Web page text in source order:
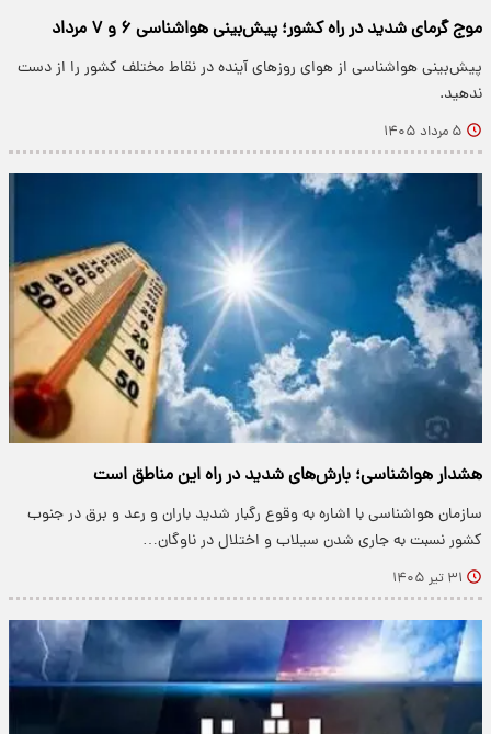
موج گرمای شدید در راه کشور؛ پیش‌بینی هواشناسی ۶ و ۷ مرداد
پیش‌بینی هواشناسی از هوای روزهای آینده در نقاط مختلف کشور را از دست
ندهید.
۵ مرداد ۱۴۰۵
هشدار هواشناسی؛ بارش‌های شدید در راه این مناطق است
سازمان هواشناسی با اشاره به وقوع رگبار شدید باران و رعد و برق در جنوب
کشور نسبت به جاری شدن سیلاب و اختلال در ناوگان…
۳۱ تیر ۱۴۰۵